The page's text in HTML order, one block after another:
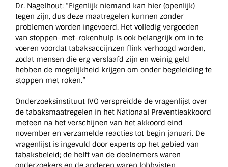
Dr. Nagelhout: “Eigenlijk niemand kan hier (openlijk)
tegen zijn, dus deze maatregelen kunnen zonder
problemen worden ingevoerd. Het volledig vergoeden
van stoppen-met-rokenhulp is ook belangrijk om in te
voeren voordat tabaksaccijnzen flink verhoogd worden,
zodat mensen die erg verslaafd zijn en weinig geld
hebben de mogelijkheid krijgen om onder begeleiding te
stoppen met roken.”
Onderzoeksinstituut IVO verspreidde de vragenlijst over
de tabaksmaatregelen in het Nationaal Preventieakkoord
meteen na het verschijnen van het akkoord eind
november en verzamelde reacties tot begin januari. De
vragenlijst is ingevuld door experts op het gebied van
tabaksbeleid; de helft van de deelnemers waren